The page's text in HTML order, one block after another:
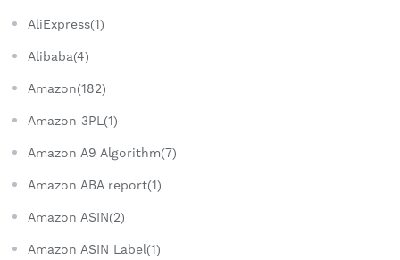
AliExpress(1)
Alibaba(4)
Amazon(182)
Amazon 3PL(1)
Amazon A9 Algorithm(7)
Amazon ABA report(1)
Amazon ASIN(2)
Amazon ASIN Label(1)